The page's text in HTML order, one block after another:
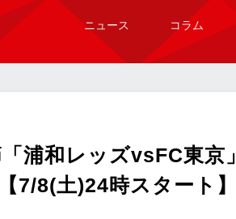
ニュース コラム
浦和レッズvsFC東京」
7/8(土)24時スタート】